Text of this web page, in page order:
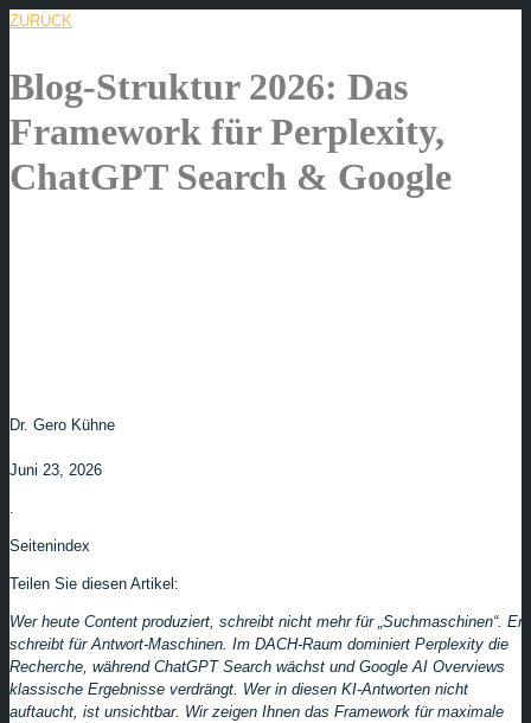
ZURÜCK
Blog-Struktur 2026: Das
Framework für Perplexity,
ChatGPT Search & Google
Dr. Gero Kühne
Juni 23, 2026
.
Seitenindex
Teilen Sie diesen Artikel:
Wer heute Content produziert, schreibt nicht mehr für „Suchmaschinen“. Er
schreibt für Antwort-Maschinen. Im DACH-Raum dominiert Perplexity die
Recherche, während ChatGPT Search wächst und Google AI Overviews
klassische Ergebnisse verdrängt. Wer in diesen KI-Antworten nicht
auftaucht, ist unsichtbar. Wir zeigen Ihnen das Framework für maximale